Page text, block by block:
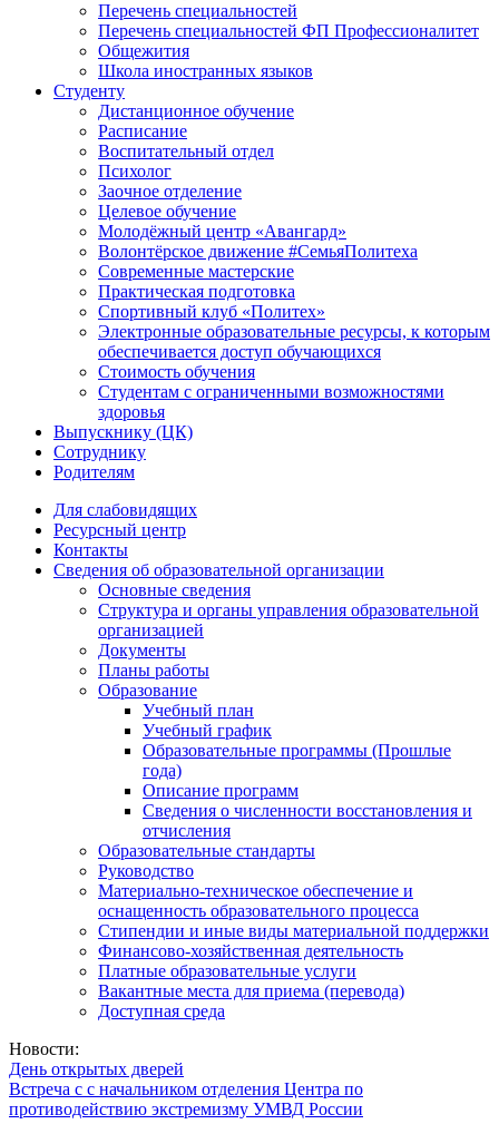
Перечень специальностей
Перечень специальностей ФП Профессионалитет
Общежития
Школа иностранных языков
Студенту
Дистанционное обучение
Расписание
Воспитательный отдел
Психолог
Заочное отделение
Целевое обучение
Молодёжный центр «Авангард»
Волонтёрское движение #СемьяПолитеха
Современные мастерские
Практическая подготовка
Спортивный клуб «Политех»
Электронные образовательные ресурсы, к которым
обеспечивается доступ обучающихся
Стоимость обучения
Студентам с ограниченными возможностями
здоровья
Выпускнику (ЦК)
Сотруднику
Родителям
Для слабовидящих
Ресурсный центр
Контакты
Сведения об образовательной организации
Основные сведения
Структура и органы управления образовательной
организацией
Документы
Планы работы
Образование
Учебный план
Учебный график
Образовательные программы (Прошлые
года)
Описание программ
Сведения о численности восстановления и
отчисления
Образовательные стандарты
Руководство
Материально-техническое обеспечение и
оснащенность образовательного процесса
Стипендии и иные виды материальной поддержки
Финансово-хозяйственная деятельность
Платные образовательные услуги
Вакантные места для приема (перевода)
Доступная среда
Новости:
День открытых дверей
Встреча с с начальником отделения Центра по
противодействию экстремизму УМВД России